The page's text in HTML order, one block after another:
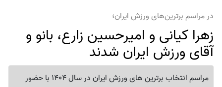
در مراسم برترین‌های ورزش ایران؛
زهرا کیانی و امیرحسین زارع، بانو و
آقای ورزش ایران شدند
مراسم انتخاب برترین های ورزش ایران در سال 1404 با حضور